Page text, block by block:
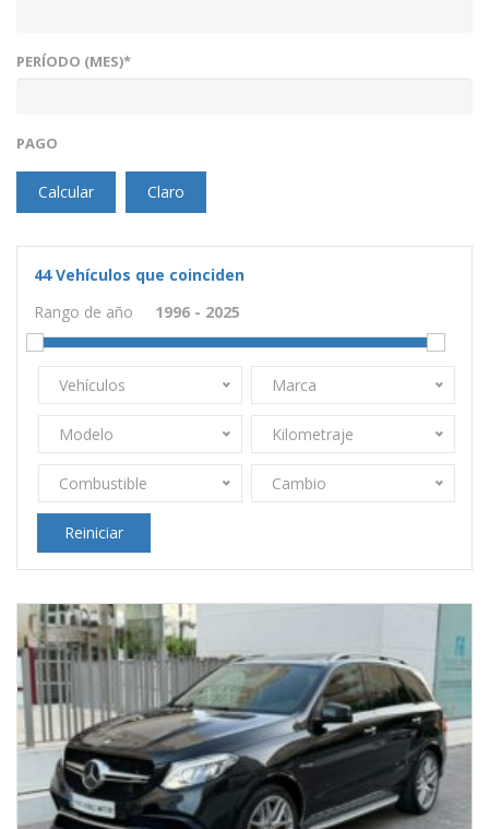
PERÍODO (MES)*
PAGO
Calcular Claro
44 Vehículos que coinciden
Rango de año
Vehículos Marca
Modelo Kilometraje
Combustible Cambio
Reiniciar